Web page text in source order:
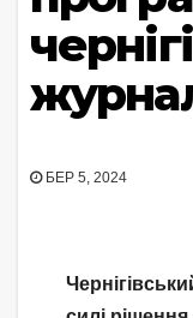
БЕР 5, 2024